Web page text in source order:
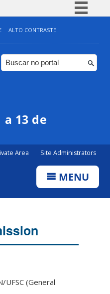
Simplifique!
Comunica BR
Participe
ALTO CONTRASTE
a 13 de
Area Site Administrators
MENU
UFSC (General